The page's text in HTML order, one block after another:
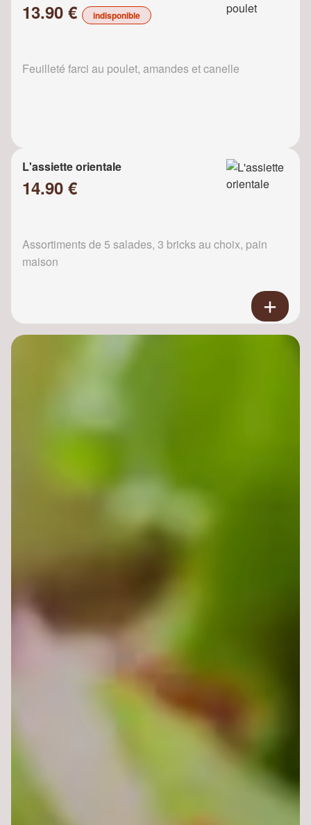
13.90 € indisponible
Feuilleté farci au poulet, amandes et canelle
L'assiette orientale
14.90 €
Assortiments de 5 salades, 3 bricks au choix, pain
maison